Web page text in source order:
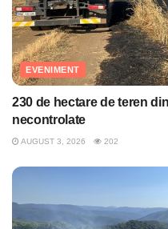
EVENIMENT
230 de hectare de teren
necontrolate
AUGUST 3, 2026 202